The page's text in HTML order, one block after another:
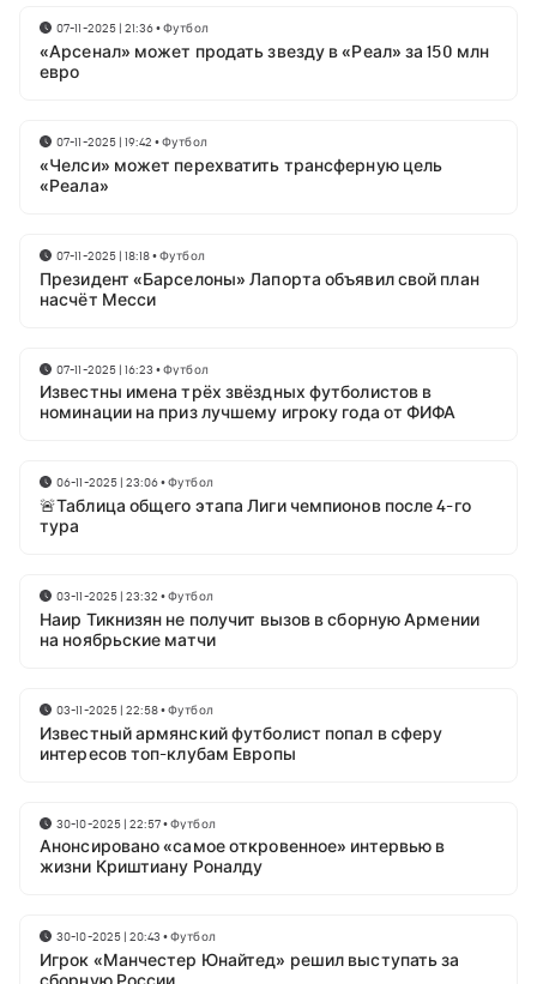
07-11-2025 | 21:36•Футбол
«Арсенал» может продать звезду в «Реал» за 150 млн
евро
07-11-2025 | 19:42 •Футбол
«Челси» может перехватить трансферную цель
«Реала»
07-11-2025 | 18:18•Футбол
Президент «Барселоны» Лапорта объявил свой план
насчёт Месси
07-11-2025 | 16:23 •Футбол
Известны имена трёх звёздных футболистов в
номинации на приз лучшему игроку года от ФИФА
06-11-2025 | 23:06•Футбол
🚨Таблица общего этапа Лиги чемпионов после 4-го
тура
03-11-2025 | 23:32 •Футбол
Наир Тикнизян не получит вызов в сборную Армении
на ноябрьские матчи
03-11-2025 | 22:58•Футбол
Известный армянский футболист попал в сферу
интересов топ-клубам Европы
30-10-2025 | 22:57•Футбол
Анонсировано «самое откровенное» интервью в
жизни Криштиану Роналду
30-10-2025 | 20:43 •Футбол
Игрок «Манчестер Юнайтед» решил выступать за